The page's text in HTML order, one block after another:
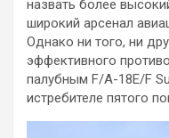
назвать более
широкий арсенал
Однако ни того, ни
эффективного
палубным F/A-18E/F
истребителе пятого